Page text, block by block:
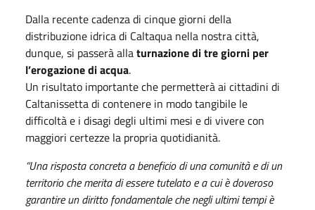
Dalla recente cadenza di cinque giorni della
distribuzione idrica di Caltaqua nella nostra città,
dunque, si passerà allaturnazione di tre giorni per
l’erogazione di acqua.
Un risultato importante che permetterà ai cittadini di
Caltanissetta di contenere in modo tangibile le
difficoltà e i disagi degli ultimi mesi e di vivere con
maggiori certezze la propria quotidianità.
“Una risposta concreta a beneficio di una comunità e di un
territorio che merita di essere tutelato e a cui è doveroso
garantire un diritto fondamentale che negli ultimi tempi è